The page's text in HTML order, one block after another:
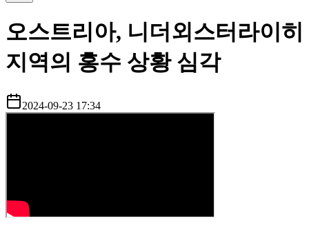
오스트리아, 니더외스터라이히
지역의 홍수 상황 심각
2024-09-23 17:34